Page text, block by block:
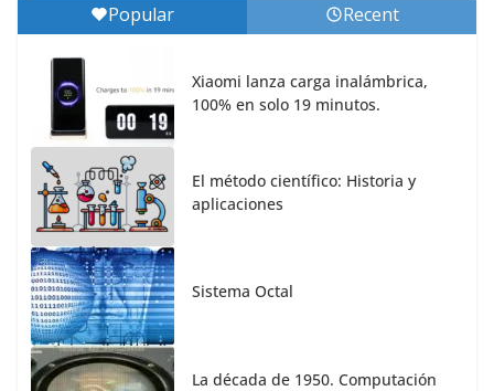
Popular Recent
Xiaomi lanza carga inalámbrica,
100% en solo 19 minutos.
El método científico: Historia y
aplicaciones
Sistema Octal
La década de 1950. Computación